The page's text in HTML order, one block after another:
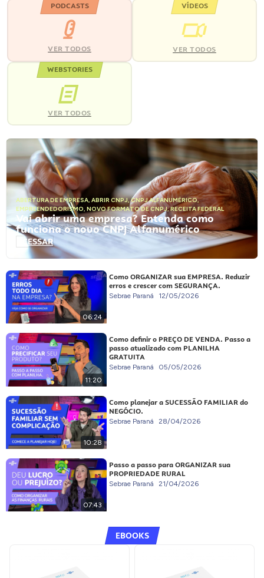
PODCASTS
VER TODOS
VÍDEOS
VER TODOS
WEBSTORIES
VER TODOS
ABERTURA DE EMPRESA, ABRIR CNPJ,CNPJ ALFANUMÉRICO,
EMPREENDEDORISMO, NOVO FORMATO DE CNPJ,RECEITA FEDERAL
Vai abrir uma empresa? Entenda como
funciona o novo CNPJ Alfanumérico
ACESSAR
06:24
Como ORGANIZAR sua EMPRESA. Reduzir
erros e crescer com SEGURANÇA.
Sebrae Paraná 12/05/2026
11:20
Como definir o PREÇO DE VENDA. Passo a
passo atualizado com PLANILHA
GRATUITA
Sebrae Paraná 05/05/2026
10:28
Como planejar a SUCESSÃO FAMILIAR do
NEGÓCIO.
Sebrae Paraná 28/04/2026
07:43
Passo a passo para ORGANIZAR sua
PROPRIEDADE RURAL
Sebrae Paraná 21/04/2026
EBOOKS